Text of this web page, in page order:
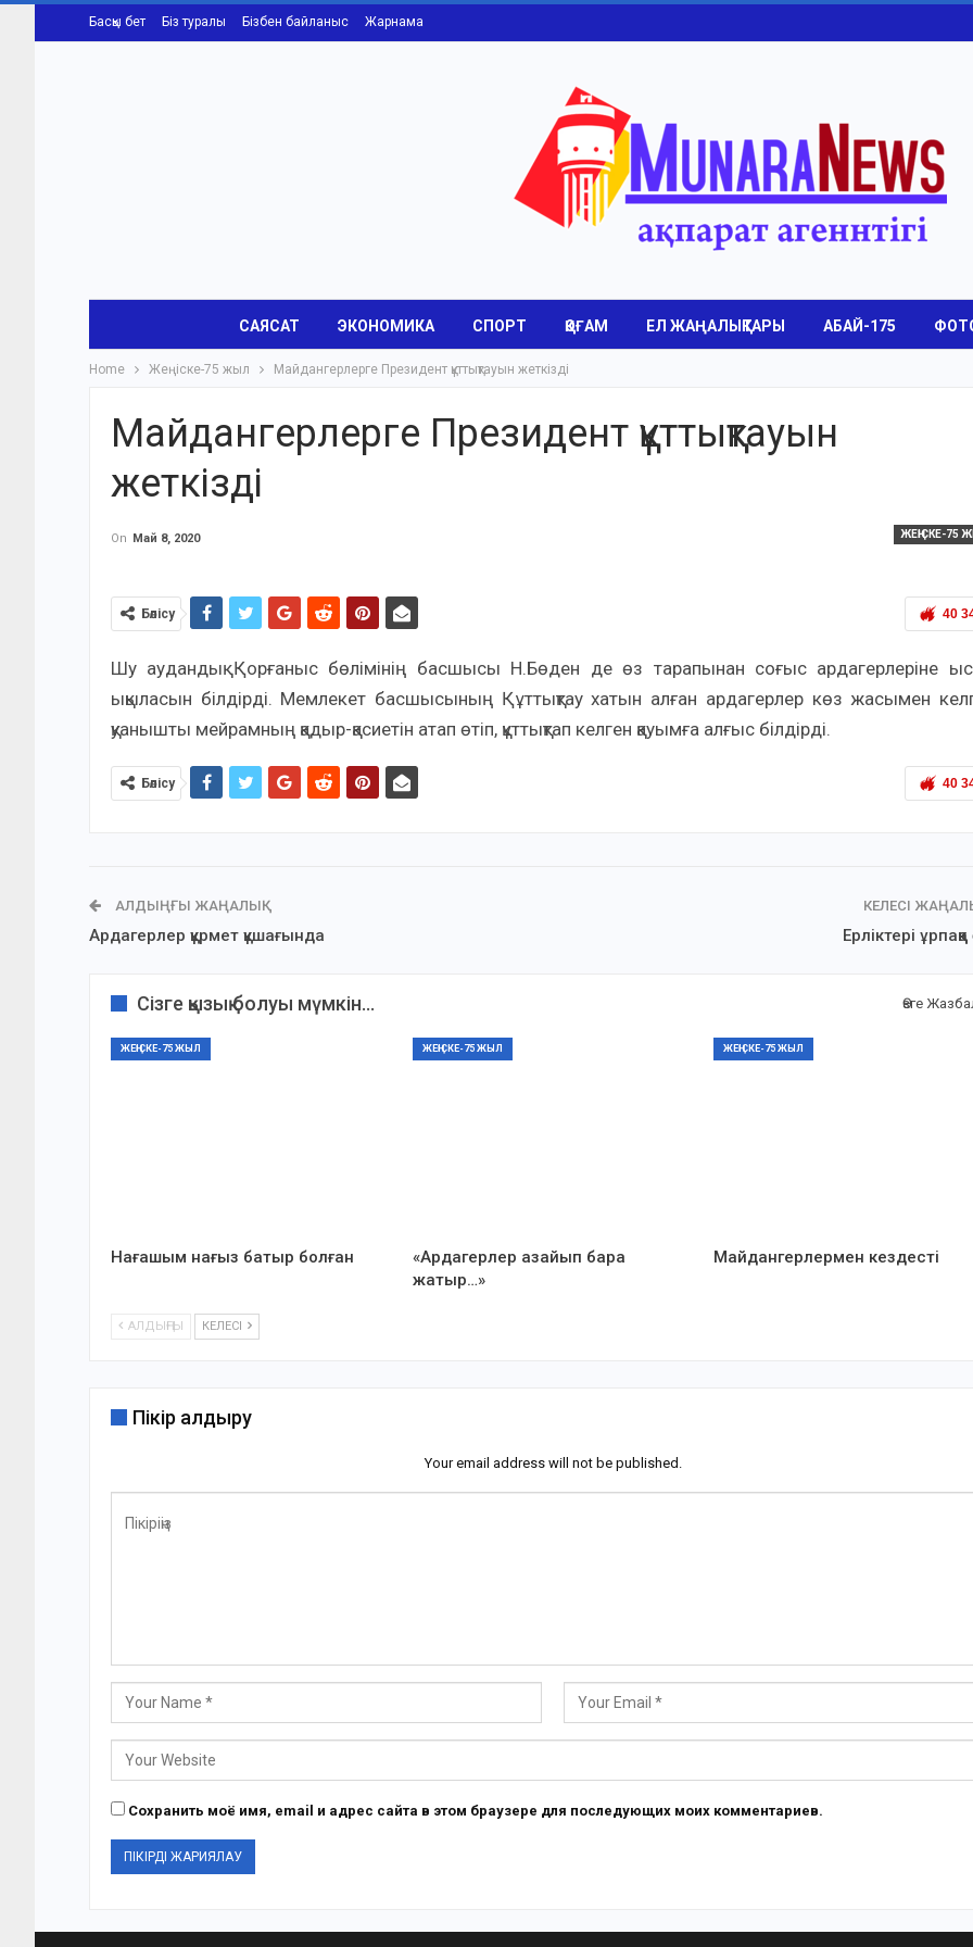
Басқы бет Біз туралы Бізбен байланыс Жарнама
САЯСАТ ЭКОНОМИКА СПОРТ ҚОҒАМ ЕЛ ЖАҢАЛЫҚТАРЫ АБАЙ-175
Home Жеңіске-75 жыл Майдангерлерге Президент құттықтауын жеткізді
Майдангерлерге Президент құттықтауын
жеткізді
ЖЕҢІСКЕ-75
On Май 8, 2020
40
Бөлісу
Шу аудандық Қорғаныс бөлімінің басшысы Н.Бөден де өз тарапынан соғыс ардагерлеріне
ықыласын білдірді. Мемлекет басшысының Құттықтау хатын алған ардагерлер көз жасымен
қуанышты мейрамның қадыр-қасиетін атап өтіп, құттықтап келген қауымға алғыс білдірді.
40
Бөлісу
АЛДЫҢҒЫ ЖАҢАЛЫҚ
Ардагерлер құрмет құшағында
КЕЛЕСІ
Ерліктері
Сізге қызық болуы мүмкін... Өзге
ЖЕҢІСКЕ-75 ЖЫЛ
Нағашым нағыз батыр болған
ЖЕҢІСКЕ-75 ЖЫЛ
«Ардагерлер азайып бара
жатыр…»
ЖЕҢІСКЕ-75 ЖЫЛ
Майдангерлермен кездесті
АЛДЫҢҒЫ КЕЛЕСІ
Пікір қалдыру
Your email address will not be published.
Сохранить моё имя, email и адрес сайта в этом браузере для последующих моих комментариев.